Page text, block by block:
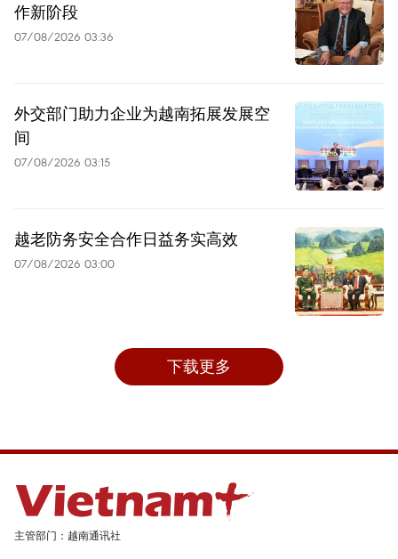
作新阶段
07/08/2026 03:36
外交部门助力企业为越南拓展发展空
间
07/08/2026 03:15
越老防务安全合作日益务实高效
07/08/2026 03:00
下载更多
主管部门：越南通讯社